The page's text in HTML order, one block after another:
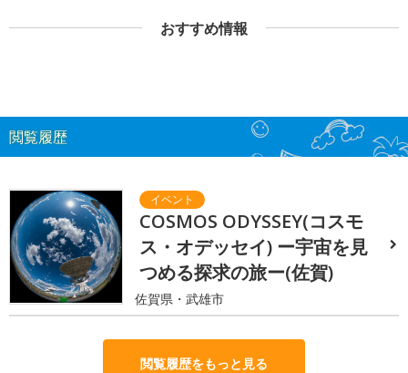
おすすめ情報
閲覧履歴
COSMOS ODYSSEY(コスモ
ス・オデッセイ) ー宇宙を見
つめる探求の旅ー(佐賀)
佐賀県・武雄市
閲覧履歴をもっと見る